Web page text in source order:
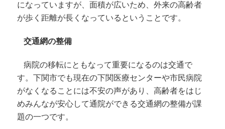
になっていますが、面積が広いため、外来の高齢者
が歩く距離が長くなっているということです。
交通網の整備
病院の移転にともなって重要になるのは交通で
す。下関市でも現在の下関医療センターや市民病院
がなくなることには不安の声があり、高齢者をはじ
めみんなが安心して通院ができる交通網の整備が課
題の一つです。